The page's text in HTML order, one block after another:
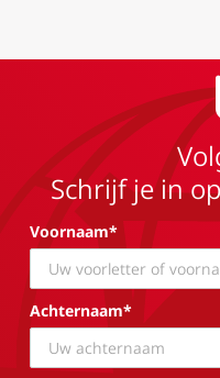
Schrijf je in
Voornaam*
Achternaam*